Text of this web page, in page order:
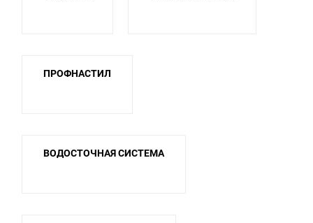
ПРОФНАСТИЛ
ВОДОСТОЧНАЯ СИСТЕМА